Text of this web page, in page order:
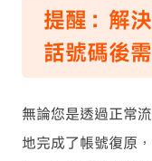
提醒：解
話號碼後
無論您是透過正常
地完成了帳號復原